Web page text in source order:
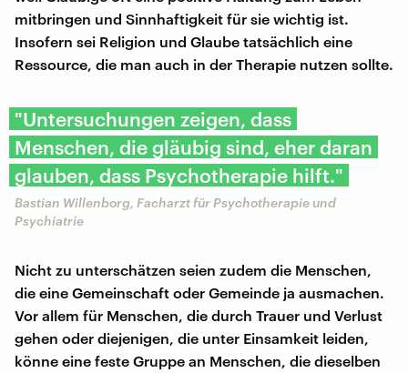
mitbringen und Sinnhaftigkeit für sie wichtig ist.
Insofern sei Religion und Glaube tatsächlich eine
Ressource, die man auch in der Therapie nutzen sollte.
"Untersuchungen zeigen, dass
Menschen, die gläubig sind, eher daran
glauben, dass Psychotherapie hilft."
Bastian Willenborg, Facharzt für Psychotherapie und
Psychiatrie
Nicht zu unterschätzen seien zudem die Menschen,
die eine Gemeinschaft oder Gemeinde ja ausmachen.
Vor allem für Menschen, die durch Trauer und Verlust
gehen oder diejenigen, die unter Einsamkeit leiden,
könne eine feste Gruppe an Menschen, die dieselben